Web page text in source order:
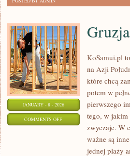
JANUARY - 8 - 2026
COMMENTS OFFON
Gruzja
KoSamui.pl
na Azji
które chcą
potem w
pierwszego
tego, w
zwyczaje. W
ważne są
jednej plaży